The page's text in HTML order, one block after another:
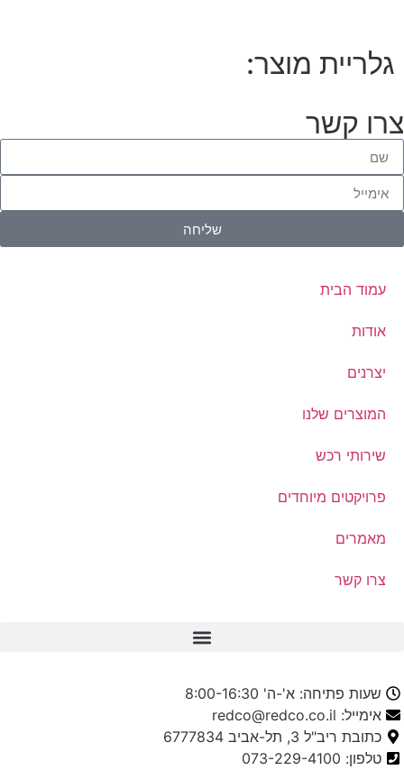
גלריית מוצר:
צרו קשר
שליחה
עמוד הבית
אודות
יצרנים
המוצרים שלנו
שירותי רכש
פרויקטים מיוחדים
מאמרים
צרו קשר
שעות פתיחה: א'-ה' 8:00-16:30
אימייל: redco@redco.co.il
כתובת ריב"ל 3, תל-אביב 6777834
טלפון: 073-229-4100